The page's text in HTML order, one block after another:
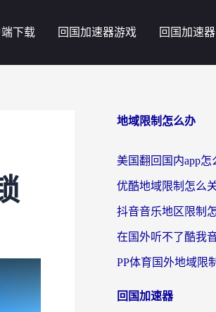
下载 回国加速器游戏 回国加速器
地域限制怎么办
回国加速器